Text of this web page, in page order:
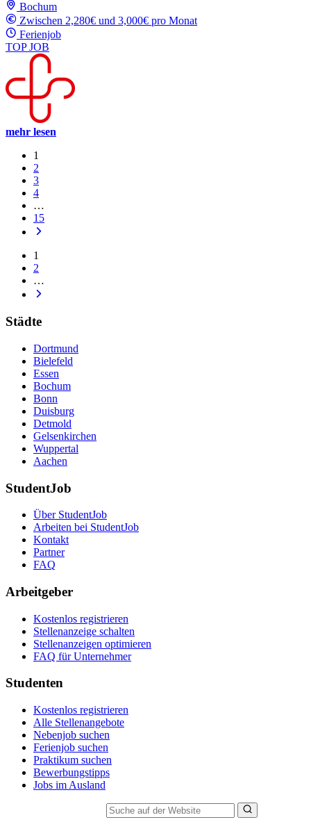
Bochum
Zwischen 2,280€ und 3,000€ pro Monat
Ferienjob
TOP JOB
mehr lesen
1
2
3
4
…
15
1
2
…
Städte
Dortmund
Bielefeld
Essen
Bochum
Bonn
Duisburg
Detmold
Gelsenkirchen
Wuppertal
Aachen
StudentJob
Über StudentJob
Arbeiten bei StudentJob
Kontakt
Partner
FAQ
Arbeitgeber
Kostenlos registrieren
Stellenanzeige schalten
Stellenanzeigen optimieren
FAQ für Unternehmer
Studenten
Kostenlos registrieren
Alle Stellenangebote
Nebenjob suchen
Ferienjob suchen
Praktikum suchen
Bewerbungstipps
Jobs im Ausland